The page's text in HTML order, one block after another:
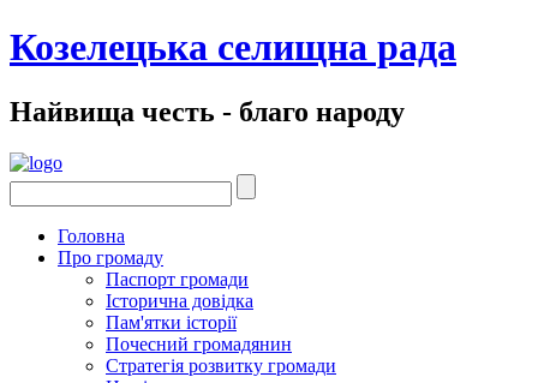
Козелецька селищна рада
Найвища честь - благо народу
Головна
Про громаду
Паспорт громади
Історична довідка
Пам'ятки історії
Почесний громадянин
Стратегія розвитку громади